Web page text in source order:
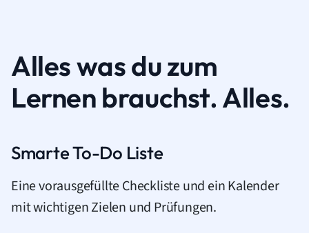
Alles was du zum
Lernen brauchst. Alles.
Smarte To-Do Liste
Eine vorausgefüllte Checkliste und ein Kalender
mit wichtigen Zielen und Prüfungen.